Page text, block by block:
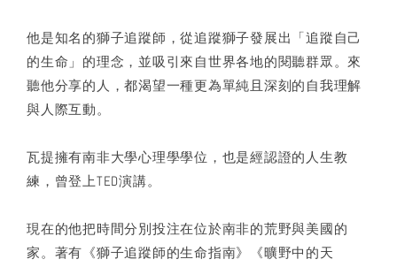
他是知名的獅子追蹤師，從追蹤獅子發展出「追蹤自己
的生命」的理念，並吸引來自世界各地的閱聽群眾。來
聽他分享的人，都渴望一種更為單純且深刻的自我理解
與人際互動。
瓦提擁有南非大學心理學學位，也是經認證的人生教
練，曾登上TED演講。
現在的他把時間分別投注在位於南非的荒野與美國的
家。著有《獅子追蹤師的生命指南》《曠野中的天